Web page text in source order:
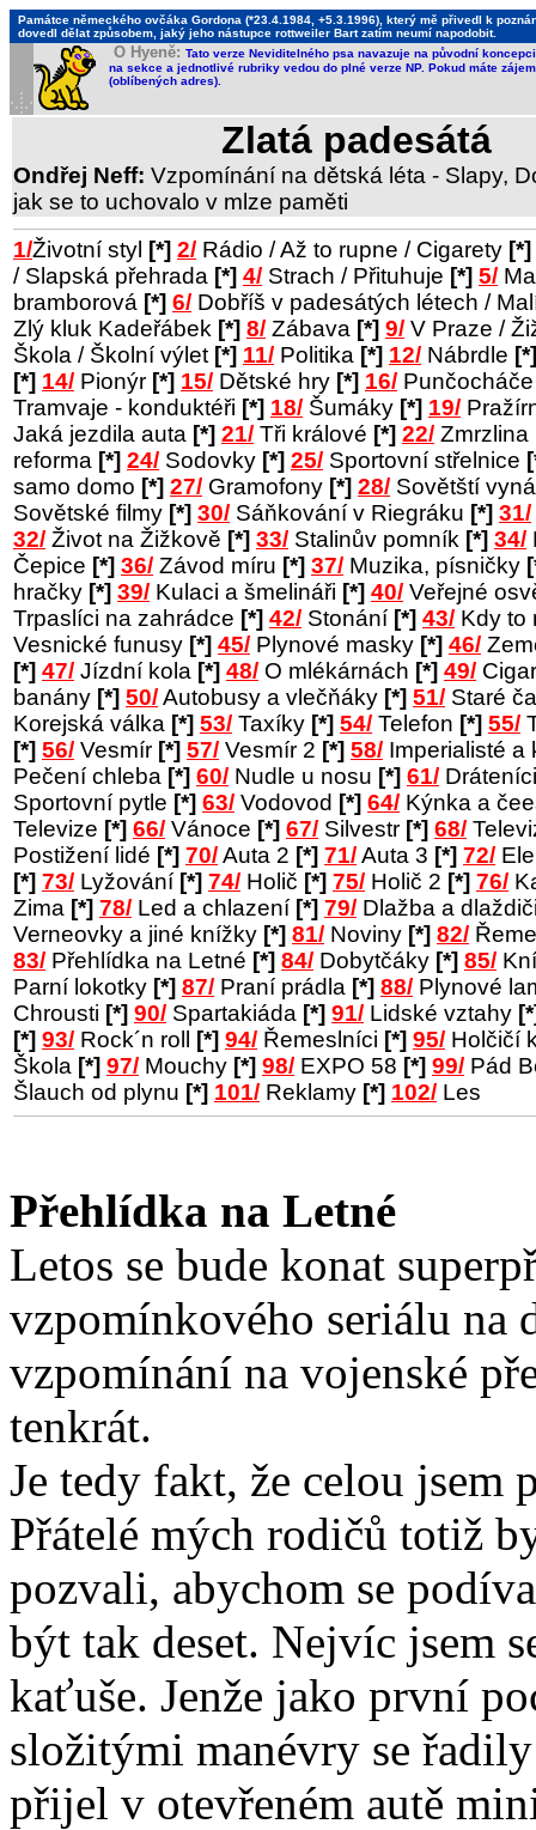
Památce německého ovčáka Gordona (*23.4.1984, +5.3.1996), který mě přivedl k
dovedl dělat způsobem, jaký jeho nástupce rottweiler Bart zatím neumí napodobit.
O Hyeně: Tato verze Neviditelného psa navazuje na původní
na sekce a jednotlivé rubriky vedou do plné verze NP. Pokud máte
(oblíbených adres).
Zlatá padesátá
Ondřej Neff: Vzpomínání na dětská léta - Slapy,
jak se to uchovalo v mlze paměti
1/Životní styl [*] 2/ Rádio / Až to rupne / Cigarety [*]
/ Slapská přehrada [*] 4/ Strach / Přituhuje [*] 5/
bramborová [*] 6/ Dobříš v padesátých létech /
Zlý kluk Kadeřábek [*] 8/ Zábava [*] 9/ V Praze /
Škola / Školní výlet [*] 11/ Politika [*] 12/ Nábrdle [*]
[*] 14/ Pionýr [*] 15/ Dětské hry [*] 16/
Tramvaje - konduktéři [*] 18/ Šumáky [*] 19/
Jaká jezdila auta [*] 21/ Tři králové [*] 22/ Zmrzlina
reforma [*] 24/ Sodovky [*] 25/ Sportovní střelnice
samo domo [*] 27/ Gramofony [*] 28/ Sovětští
Sovětské filmy [*] 30/ Sáňkování v Riegráku [*] 31/
32/ Život na Žižkově [*] 33/ Stalinův pomník [*] 34/
Čepice [*] 36/ Závod míru [*] 37/ Muzika, písničky
hračky [*] 39/ Kulaci a šmelináři [*] 40/ Veřejné
Trpaslíci na zahrádce [*] 42/ Stonání [*] 43/ Kdy to
Vesnické funusy [*] 45/ Plynové masky [*] 46/
[*] 47/ Jízdní kola [*] 48/ O mlékárnách [*] 49/
banány [*] 50/Autobusy a vlečňáky [*] 51/ Staré
Korejská válka [*] 53/ Taxíky [*] 54/ Telefon [*] 55/
[*] 56/ Vesmír [*] 57/ Vesmír 2 [*] 58/ Imperialisté a
Pečení chleba [*] 60/ Nudle u nosu [*] 61/
Sportovní pytle [*] 63/ Vodovod [*] 64/ Kýnka a
Televize [*] 66/ Vánoce [*] 67/ Silvestr [*] 68/
Postižení lidé [*] 70/Auta 2 [*] 71/Auta 3 [*] 72/
[*] 73/ Lyžování [*] 74/ Holič [*] 75/ Holič 2 [*] 76/
Zima [*] 78/ Led a chlazení [*] 79/ Dlažba a
Verneovky a jiné knížky [*] 81/ Noviny [*] 82/
83/ Přehlídka na Letné [*] 84/ Dobytčáky [*] 85/
Parní lokotky [*] 87/ Praní prádla [*] 88/ Plynové
Chrousti [*] 90/ Spartakiáda [*] 91/ Lidské vztahy
[*] 93/ Rock´n roll [*] 94/ Řemeslníci [*] 95/ Holčičí
Škola [*] 97/ Mouchy [*] 98/ EXPO 58 [*] 99/ Pád
Šlauch od plynu [*] 101/ Reklamy [*] 102/ Les
Přehlídka na Letné
Letos se bude konat
vzpomínkového seriálu na
vzpomínání na vojenské
tenkrát.
Je tedy fakt, že celou
Přátelé mých rodičů totiž
pozvali, abychom se
být tak deset. Nejvíc jsem
kaťuše. Jenže jako první
složitými manévry se
přijel v otevřeném autě